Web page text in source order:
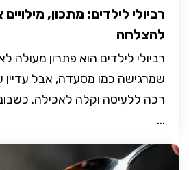
רביולי לילדים: מתכון,
להצלחה
רביולי לילדים הוא פתרון מעולה
שמרגישה כמו מסעדה, אבל עדיין
רכה ללעיסה וקלה לאכילה.
...